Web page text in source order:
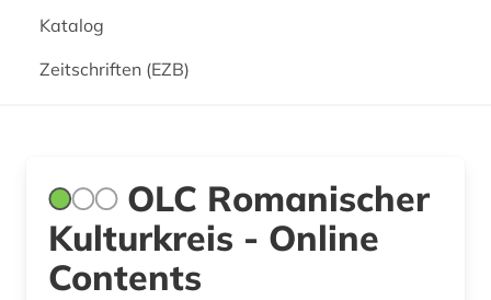
Katalog
Zeitschriften (EZB)
OLC Romanischer
Kulturkreis - Online
Contents